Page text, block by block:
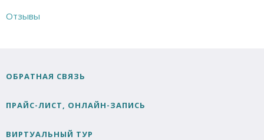
Отзывы
ОБРАТНАЯ СВЯЗЬ
ПРАЙС-ЛИСТ, ОНЛАЙН-ЗАПИСЬ
ВИРТУАЛЬНЫЙ ТУР